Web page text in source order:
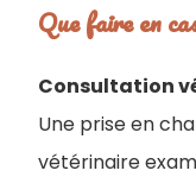
Que faire en
Consultation
Une prise en
vétérinaire